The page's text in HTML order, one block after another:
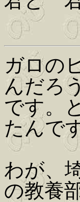
ガロの
んだろ
です。
たんで
わが、
の教養